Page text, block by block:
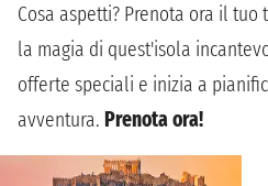
Cosa aspetti? Prenota ora il
la magia di quest'isola
offerte speciali e inizia a
avventura. Prenota ora!